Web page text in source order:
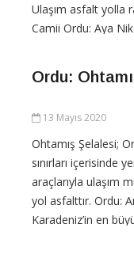
Ulaşım asfalt yolla
Camii Ordu: Aya
CONTINUE
Ordu:
13 Mayıs 2020
Ohtamış Şelalesi;
sınırları içerisinde
araçlarıyla ulaşım
yol asfalttır. Ordu:
Karadeniz’in en